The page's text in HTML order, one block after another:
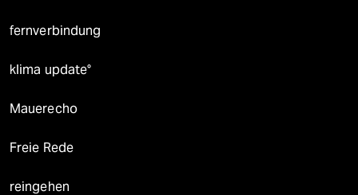
fernverbindung
klima update°
Mauerecho
Freie Rede
reingehen